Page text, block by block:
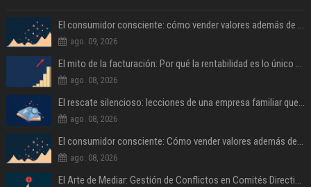
El consumidor consciente: cómo vender valores además de productos
ago. 09, 2026
El mito de la facturación: Por qué la rentabilidad es lo único que importa
ago. 08, 2026
El rescate silencioso: lecciones de una empresa familiar que evitó el abismo
ago. 08, 2026
El consumidor consciente: Cómo vender valores además de productos
ago. 08, 2026
El Arte de Mediar: Gestión de Conflictos en Comités Directivos